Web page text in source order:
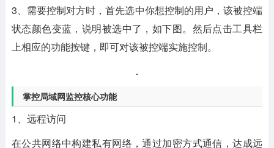
3、需要控制对方时，首先选中你想控制的用户，该被控端
状态颜色变蓝，说明被选中了，如下图。然后点击工具栏
上相应的功能按键，即可对该被控端实施控制。
掌控局域网监控核心功能
1、远程访问
在公共网络中构建私有网络，通过加密方式通信，达成远